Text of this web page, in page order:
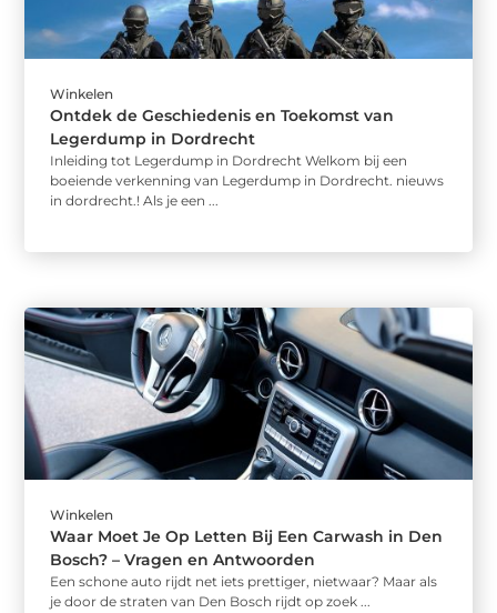
Winkelen
Ontdek de Geschiedenis en Toekomst van
Legerdump in Dordrecht
Inleiding tot Legerdump in Dordrecht Welkom bij een
boeiende verkenning van Legerdump in Dordrecht. nieuws
in dordrecht.! Als je een ...
Winkelen
Waar Moet Je Op Letten Bij Een Carwash in Den
Bosch? – Vragen en Antwoorden
Een schone auto rijdt net iets prettiger, nietwaar? Maar als
je door de straten van Den Bosch rijdt op zoek ...